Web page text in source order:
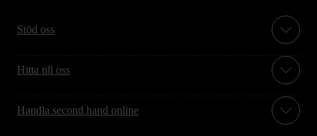
Stöd oss
Hitta till oss
Handla second hand online